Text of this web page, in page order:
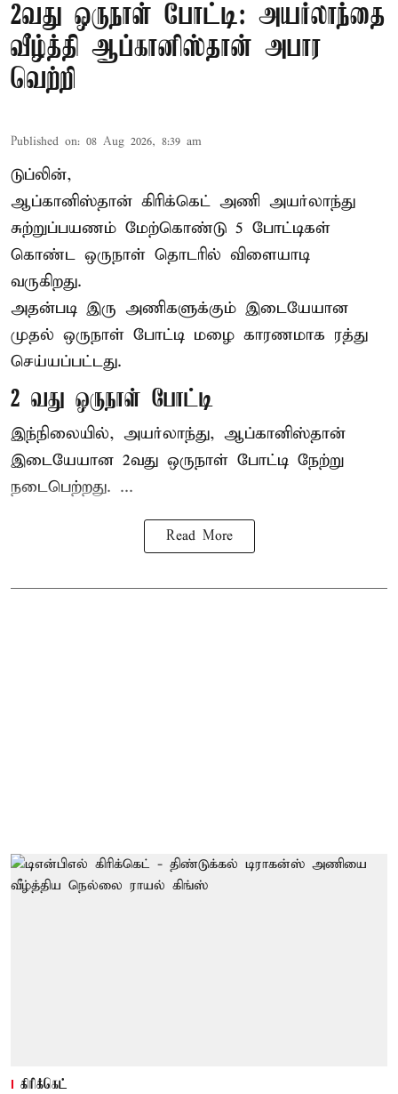
2வது ஒருநாள் போட்டி: அயர்லாந்தை
வீழ்த்தி ஆப்கானிஸ்தான் அபார
வெற்றி
Published on: 08 Aug 2026, 8:39 am
டுப்லின்,
ஆப்கானிஸ்தான் கிரிக்கெட் அணி அயர்லாந்து
சுற்றுப்பயணம் மேற்கொண்டு 5 போட்டிகள்
கொண்ட ஒருநாள் தொடரில் விளையாடி
வருகிறது.
அதன்படி இரு அணிகளுக்கும் இடையேயான
முதல் ஒருநாள் போட்டி மழை காரணமாக ரத்து
செய்யப்பட்டது.
2 வது ஒருநாள் போட்டி
இந்நிலையில், அயர்லாந்து, ஆப்கானிஸ்தான்
இடையேயான 2வது ஒருநாள் போட்டி நேற்று
நடைபெற்றது. ...
Read More
கிரிக்கெட்